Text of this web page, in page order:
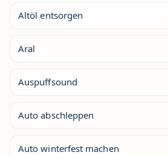
Altöl entsorgen
Aral
Auspuffsound
Auto abschleppen
Auto winterfest machen